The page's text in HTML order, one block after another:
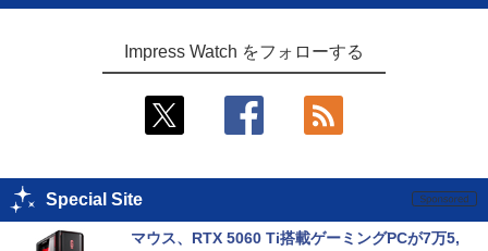
Impress Watch をフォローする
Special Site
マウス、RTX 5060 Ti搭載ゲーミングPCが7万5,